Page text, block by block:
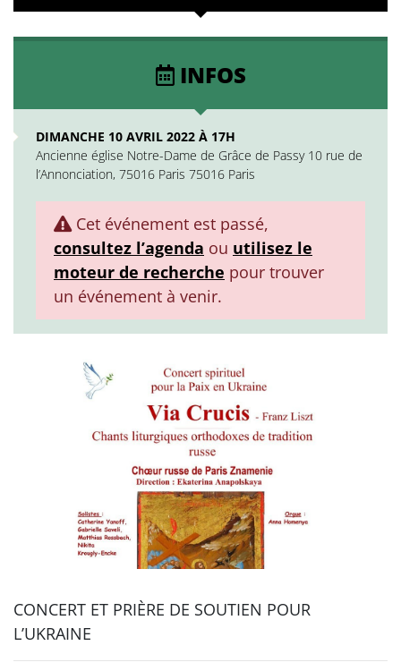
INFOS
DIMANCHE 10 AVRIL 2022 À 17H
Ancienne église Notre-Dame de Grâce de Passy 10 rue de
l’Annonciation, 75016 Paris 75016 Paris
Cet événement est passé,
consultez l’agenda ou utilisez le
moteur de recherche pour trouver
un événement à venir.
CONCERT ET PRIÈRE DE SOUTIEN POUR
L’UKRAINE